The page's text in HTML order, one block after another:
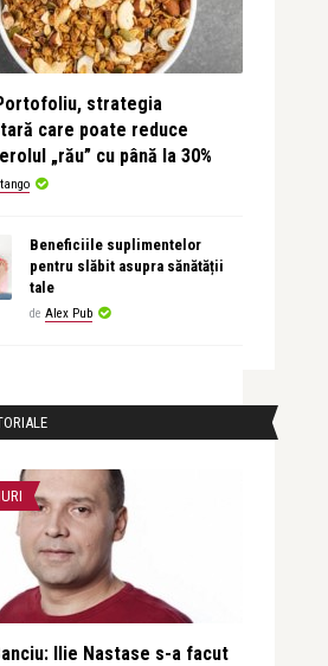
strategia
care poate reduce
„rău” cu până la 30%
Beneficiile suplimentelor
pentru slăbit asupra sănătății
tale
de Alex Pub
Ilie Nastase s-a facut